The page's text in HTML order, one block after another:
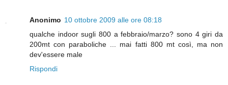
Anonimo 10 ottobre 2009 alle ore 08:18
qualche indoor sugli 800 a febbraio/marzo? sono 4 giri da
200mt con paraboliche ... mai fatti 800 mt così, ma non
dev'essere male
Rispondi